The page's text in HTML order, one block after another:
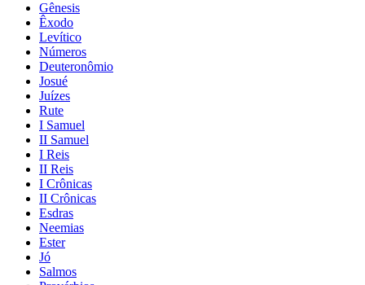
Gênesis
Êxodo
Levítico
Números
Deuteronômio
Josué
Juízes
Rute
I Samuel
II Samuel
I Reis
II Reis
I Crônicas
II Crônicas
Esdras
Neemias
Ester
Jó
Salmos